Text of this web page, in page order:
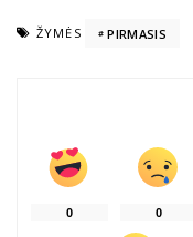
ŽYMĖS PIRMASIS
0 0